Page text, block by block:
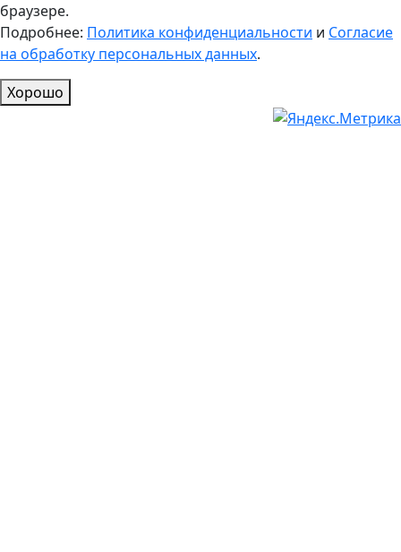
браузере.
Подробнее: Политика конфиденциальности и Согласие
на обработку персональных данных.
Хорошо